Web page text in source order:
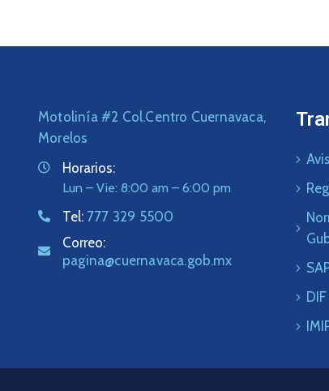
Motolinía #2 Col.Centro Cuernavaca,
Morelos
Horarios:
Lun – Vie: 8:00 am – 6:00 pm
Tel: 777 329 5500
Correo:
pagina@cuernavaca.gob.mx